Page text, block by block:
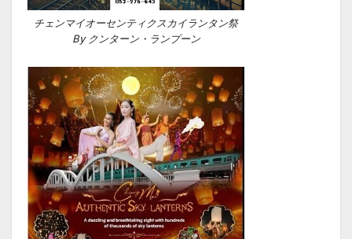
チェンマイオーセンティクスカイランタン祭
By クンターン・ランプーン